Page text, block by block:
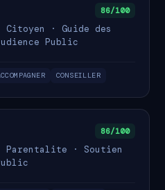
86/100
· Guide des
Public
CONSEILLER
86/100
Parentalite · Soutien